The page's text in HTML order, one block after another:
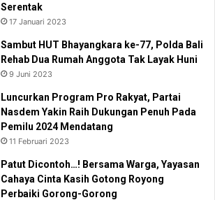
Serentak
17 Januari 2023
Sambut HUT Bhayangkara ke-77, Polda Bali
Rehab Dua Rumah Anggota Tak Layak Huni
9 Juni 2023
Luncurkan Program Pro Rakyat, Partai
Nasdem Yakin Raih Dukungan Penuh Pada
Pemilu 2024 Mendatang
11 Februari 2023
Patut Dicontoh…! Bersama Warga, Yayasan
Cahaya Cinta Kasih Gotong Royong
Perbaiki Gorong-Gorong